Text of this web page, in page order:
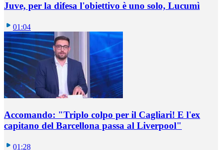
Juve, per la difesa l'obiettivo è uno solo, Lucumì
01:04
Accomando: "Triplo colpo per il Cagliari! E l'ex
capitano del Barcellona passa al Liverpool"
01:28